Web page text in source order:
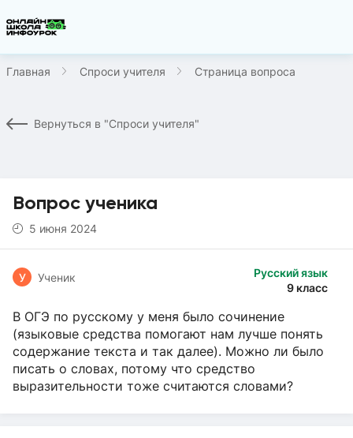
Главная Спроси учителя Страница вопроса
Вернуться в "Спроси учителя"
Вопрос ученика
5 июня 2024
Русский язык
9 класс
У Ученик
В ОГЭ по русскому у меня было сочинение
(языковые средства помогают нам лучше понять
содержание текста и так далее). Можно ли было
писать о словах, потому что средство
выразительности тоже считаются словами?